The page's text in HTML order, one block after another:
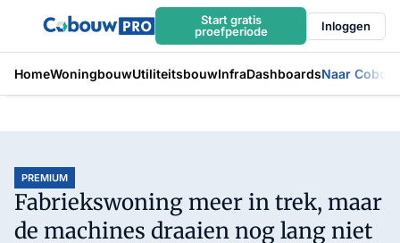
Start gratis
proefperiode
Inloggen
HomeWoningbouwUtiliteitsbouwInfraDashboardsNaar
PREMIUM
Fabriekswoning meer in trek, maar
de machines draaien nog lang niet